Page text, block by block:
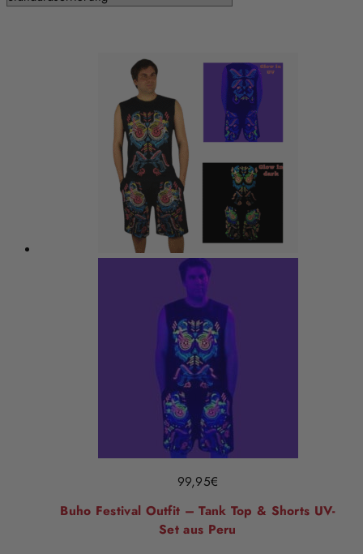
99,95€
Buho Festival Outfit – Tank Top & Shorts UV-
Set aus Peru